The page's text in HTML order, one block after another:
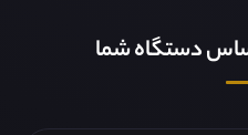
دستگاه شما